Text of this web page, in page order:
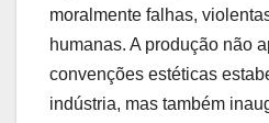
moralmente falhas,
humanas. A produção não
convenções estéticas
indústria, mas também